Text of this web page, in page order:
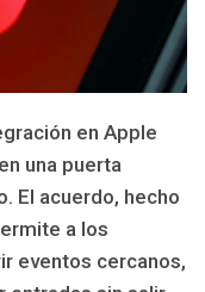
en Apple
una puerta
El acuerdo, hecho
a los
eventos cercanos,